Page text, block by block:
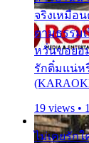
จริงเหมือ
ตามธรรม
หวั่นขอยอ
รักติ๋มแน่ห
19 views •
ไม่เคยรัก